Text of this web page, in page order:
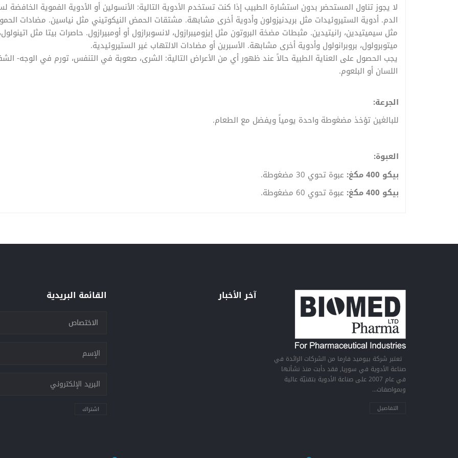
لا يجوز تناول المستحضر بدون استشارة الطبيب إذا كنت تستخدم الأدوية التالية: الأنسولين أو الأدوية الفموية الخافضة
الدم. أدوية الستيروئيدات مثل بريدنيزولون وأدوية أخرى مشابهة. مشتقات الحمض النيكوتيني مثل نياسين. مضادات
مثل سيميتيدين، رانيتيدين. مثبطات مضخة البروتون مثل إيزوميبرازول، لانسوبرازول أو أومبيرازول. حاصرات بيتا مثل اتينولول،
ميتوبرولول، بروبرانولول وأدوية أخرى مشابهة. الأسبرين أو مضادات الالتهاب غير الستيروئيدية.
يجب الحصول على العناية الطبية حالاً عند ظهور أي من الأعراض التالية: الشرى، صعوبة في التنفس، تورم في الوجه-
اللسان أو البلعوم.
الجرعة:
للبالغين تؤخذ مضغوطة واحدة يومياً ويفضل مع الطعام.
العبوة:
بيكو 400 مكغ:
عبوة تحوي 30 مضغوطة.
بيكو 400 مكغ:
عبوة تحوي 60 مضغوطة.
تعتبر شركة بيوميد فارما من الشركات الرائدة في
صناعة الأدوية في سوريا, فقد دأبت منذ نشأتها
في عام 2007 على صناعة الأدوية بتقنيّة عالية
وبمواصفات...
التفاصيل
آخر الأخبار القائمة البريدية
اشتراك